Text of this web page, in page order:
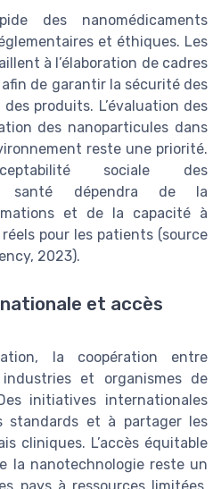
des nanomédicaments
et éthiques. Les
à l’élaboration de cadres
de garantir la sécurité des
produits. L’évaluation des
des nanoparticules dans
reste une priorité.
sociale des
santé dépendra de la
et de la capacité à
pour les patients (source
2023).
et accès
la coopération entre
et organismes de
initiatives internationales
standards et à partager les
cliniques. L’accès équitable
la nanotechnologie reste un